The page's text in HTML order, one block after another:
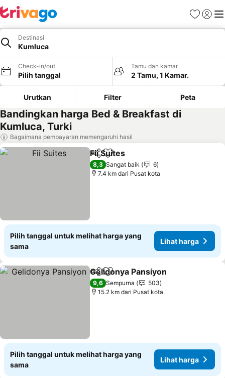
FavoritLogin
Destinasi
Kumluca
Check-in/out
Pilih tanggal
Tamu dan kamar
2 Tamu, 1 Kamar.
Urutkan Filter Peta
Bandingkan harga Bed & Breakfast di
Kumluca, Turki
Bagaimana pembayaran memengaruhi hasil
BagikanTambahkan ke favorit
Fii Suites
8,3 Sangat baik
6
7.4 km dari Pusat kota
Pilih tanggal untuk melihat harga yang
sama
Lihat harga
BagikanTambahkan ke favorit
Gelidonya Pansiyon
9,6 Sempurna
503
15.2 km dari Pusat kota
Pilih tanggal untuk melihat harga yang
sama
Lihat harga